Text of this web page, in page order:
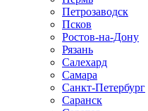
Петрозаводск
Псков
Ростов-на-Дону
Рязань
Салехард
Самара
Санкт-Петербург
Саранск